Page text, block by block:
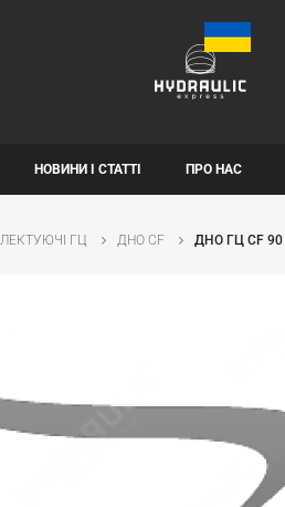
НОВИНИ І СТАТТІ ПРО НАС
ГЦ ДНО CF ДНО ГЦ CF 90